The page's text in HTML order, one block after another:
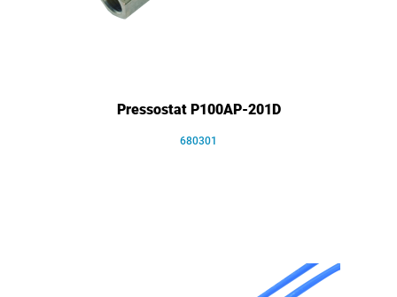
Pressostat P100AP-201D
680301